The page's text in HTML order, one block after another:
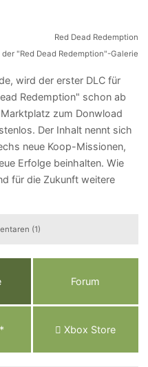
der "Red Dead Redemption"-Galerie
wird der erster DLC für
Redemption" schon ab
zum Donwload
Der Inhalt nennt sich
neue Koop-Missionen,
Erfolge beinhalten. Wie
für die Zukunft weitere
(1)
Forum
Xbox Store